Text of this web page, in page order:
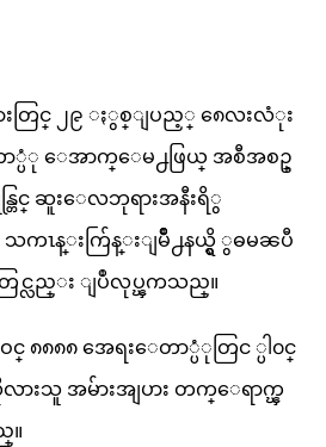
ားတြင္ ၂၉ ႏွစ္ျပည့္ ၈ေလးလံုး
ာ္ပံု ေအာက္ေမ႕ဖြယ္ အစီအစဥ္
န္တြင္ ဆူးေလဘုရားအနီးရိွ
သကၤန္းက်ြန္းျမိဳ႕နယ္ရွိ ွဓမၼပီ
င္လည္း ျပဳလုပ္ၾကသည္။
၈၈၈၈ အေရးေတာ္ပံုတြင ္ပါ၀င္
ားသူ အမ်ားအျပား တက္ေရာက္ၾ
။